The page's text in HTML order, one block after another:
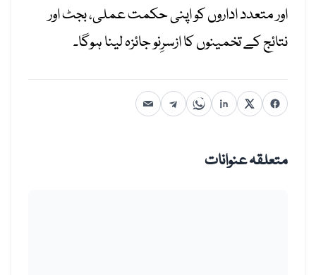
اور متعدد اداروں کو اپنی حکمت عملی، بجٹ اور
نتائج کے تخمینوں کا ازسرِنو جائزہ لینا ہوگا۔
متعلقہ عنوانات